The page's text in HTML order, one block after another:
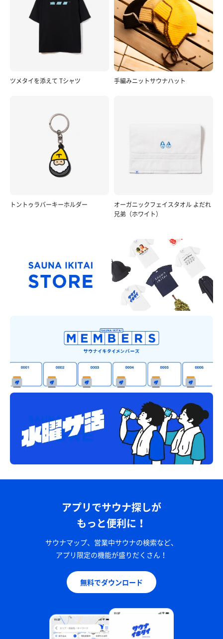
ツメタイを添えて Tシャツ 手編みニットサウナハット
トントゥラバーキーホルダー
オーガニックフェイスタオル よだれ
兄弟（ホワイト）
アプリでサウナ探しが
もっと便利に！
サウナマップ、営業中サウナの検索など、
アプリ限定の機能が盛りだくさん！
無料でダウンロード